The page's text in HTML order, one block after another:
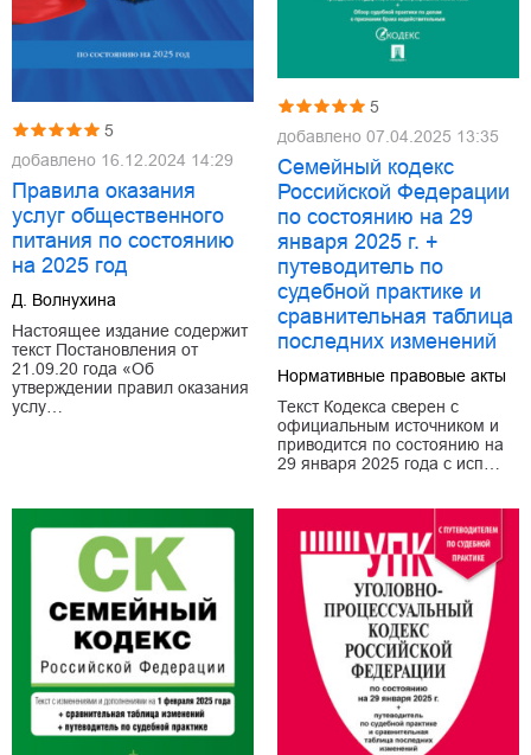
5
добавлено 16.12.2024 14:29
Правила оказания
услуг общественного
питания по состоянию
на 2025 год
Д. Волнухина
Настоящее издание содержит
текст Постановления от
21.09.20 года «Об
утверждении правил оказания
услу…
5
добавлено 07.04.2025 13:35
Семейный кодекс
Российской Федерации
по состоянию на 29
января 2025 г. +
путеводитель по
судебной практике и
сравнительная таблица
последних изменений
Нормативные правовые акты
Текст Кодекса сверен с
официальным источником и
приводится по состоянию на
29 января 2025 года с исп…